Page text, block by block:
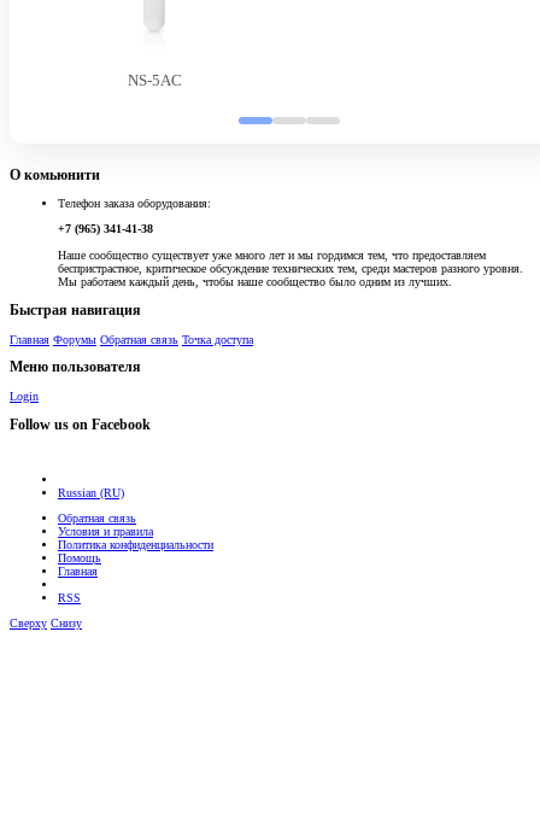
NS-5AC
О комьюнити
Телефон заказа оборудования:
+7 (965) 341-41-38
Наше сообщество существует уже много лет и мы гордимся тем, что предоставляем
беспристрастное, критическое обсуждение технических тем, среди мастеров разного уровня.
Мы работаем каждый день, чтобы наше сообщество было одним из лучших.
Быстрая навигация
Главная Форумы Обратная связь Точка доступа
Меню пользователя
Login
Follow us on Facebook
Russian (RU)
Обратная связь
Условия и правила
Политика конфиденциальности
Помощь
Главная
RSS
Сверху Снизу